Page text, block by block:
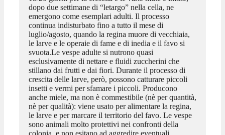
dopo due settimane di “letargo” nella cella, ne
emergono come esemplari adulti. Il processo
continua indisturbato fino a tutto il mese di
luglio/agosto, quando la regina muore di vecchiaia,
le larve e le operaie di fame e di inedia e il favo si
svuota.Le vespe adulte si nutrono quasi
esclusivamente di nettare e fluidi zuccherini che
stillano dai frutti e dai fiori. Durante il processo di
crescita delle larve, però, possono catturare piccoli
insetti e vermi per sfamare i piccoli. Producono
anche miele, ma non è commestibile (nè per quantità,
nè per qualità): viene usato per alimentare la regina,
le larve e per marcare il territorio del favo. Le vespe
sono animali molto protettivi nei confronti della
colonia, e non esitano ad aggredire eventuali